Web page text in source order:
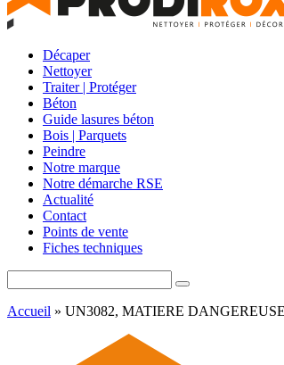
Décaper
Nettoyer
Traiter | Protéger
Béton
Guide lasures béton
Bois | Parquets
Peindre
Notre marque
Notre démarche RSE
Actualité
Contact
Points de vente
Fiches techniques
Accueil » UN3082, MATIERE